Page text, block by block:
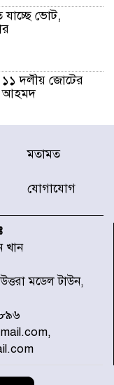
যাচ্ছে ভোট,
১১ দলীয় জোটের
আহমদ
পরিচ্ছন্নতার
টানপাড়ায়
নং সেক্টর-এ
অভিযান
ঘণ্টায় গ্রেপ্তার
পড়া কচ্ছপ উদ্ধার
মতামত
যোগাযোগ
খান
মডেল টাউন,